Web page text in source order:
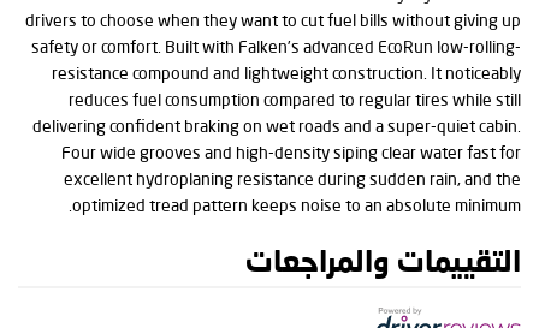
drivers to choose when they want to cut fuel bills without giving up
safety or comfort. Built with Falken’s advanced EcoRun low-rolling-
resistance compound and lightweight construction. It noticeably
reduces fuel consumption compared to regular tires while still
delivering confident braking on wet roads and a super-quiet cabin.
Four wide grooves and high-density siping clear water fast for
excellent hydroplaning resistance during sudden rain, and the
optimized tread pattern keeps noise to an absolute minimum.
التقييمات والمراجعات